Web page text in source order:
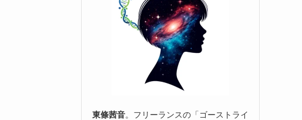
東條茜音。フリーランスの「ゴーストライ